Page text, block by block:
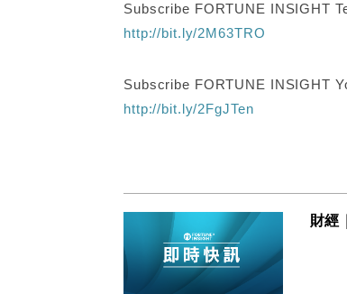
Subscribe FORTUNE INSIGHT
http://bit.ly/2M63TRO
Subscribe FORTUNE INSIGHT
http://bit.ly/2FgJTen
財經